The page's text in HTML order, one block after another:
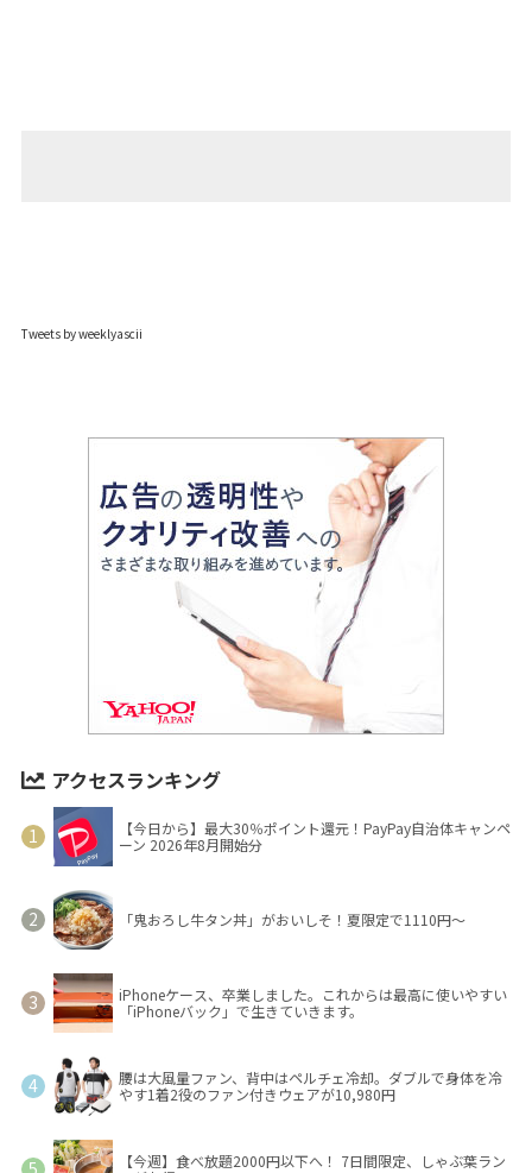
Tweets by weeklyascii
アクセスランキング
【今日から】最大30％ポイント還元！PayPay自治体キャンペ
ーン 2026年8月開始分
「鬼おろし牛タン丼」がおいしそ！夏限定で1110円～
iPhoneケース、卒業しました。これからは最高に使いやすい
「iPhoneバック」で生きていきます。
腰は大風量ファン、背中はペルチェ冷却。ダブルで身体を冷
やす1着2役のファン付きウェアが10,980円
【今週】食べ放題2000円以下へ！ 7日間限定、しゃぶ葉ラン